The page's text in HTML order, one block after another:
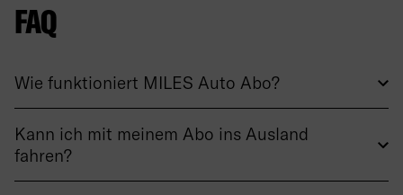
FAQ
Wie funktioniert MILES Auto Abo?
Kann ich mit meinem Abo ins Ausland
fahren?